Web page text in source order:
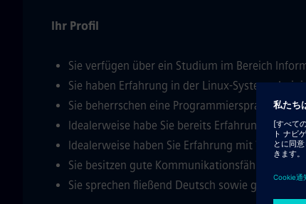
Ihr Profil
Sie verfügen über ein Studium im Bereich
Sie haben Erfahrung in der Linux-
Sie beherrschen eine Programmiersprache
Idealerweise habe Sie bereits Erfahrung mit
Idealerweise haben Sie Erfahrung mit
Sie besitzen gute Kommunikationsfähigkeiten,
Sie sprechen fließend Deutsch sowie gut